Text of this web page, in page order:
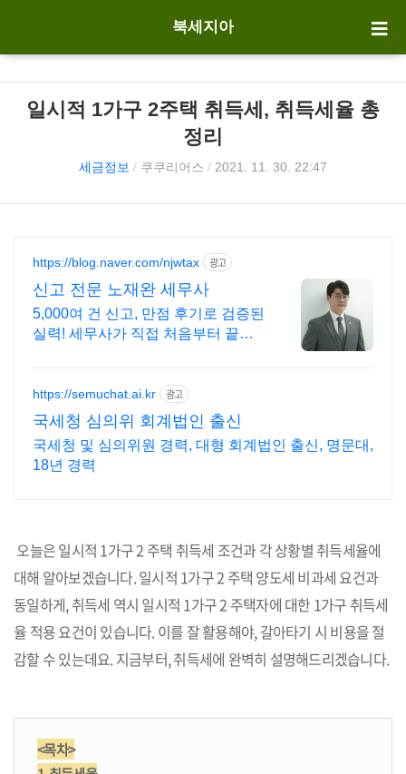
북세지아
일시적 1가구 2주택 취득세, 취득세율 총
정리
세금정보 / 쿠쿠리어스 / 2021. 11. 30. 22:47
https://blog.naver.com/njwtax 광고
신고 전문 노재완 세무사
5,000여 건 신고, 만점 후기로 검증된
실력! 세무사가 직접 처음부터 끝까
https://semuchat.ai.kr 광고
국세청 심의위 회계법인 출신
국세청 및 심의위원 경력, 대형 회계법인 출신, 명문대,
18년 경력
오늘은 일시적 1가구 2 주택 취득세 조건과 각 상황별 취득세율에
대해 알아보겠습니다. 일시적 1가구 2 주택 양도세 비과세 요건과
동일하게, 취득세 역시 일시적 1가구 2 주택자에 대한 1가구 취득세
율 적용 요건이 있습니다. 이를 잘 활용해야, 갈아타기 시 비용을 절
감할 수 있는데요. 지금부터, 취득세에 완벽히 설명해드리겠습니다.
<목차>